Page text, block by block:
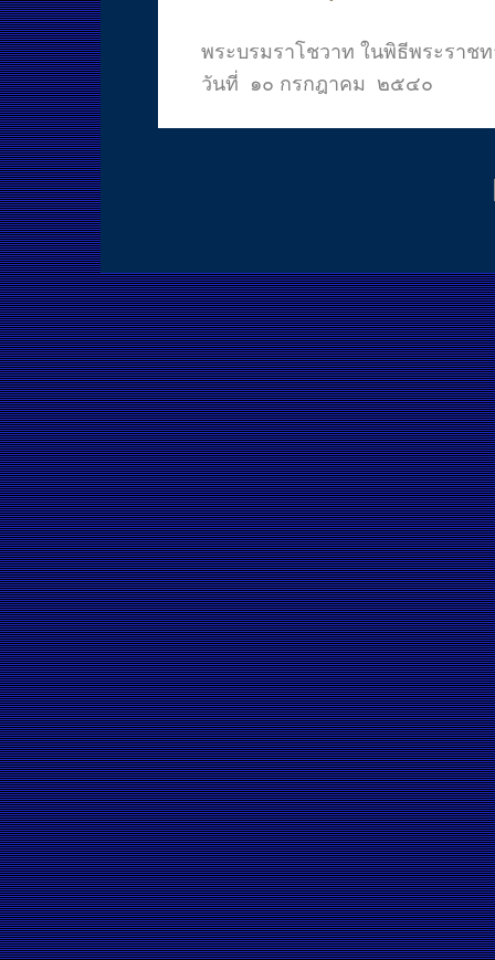
พระบรมราโชวาท ในพิธีพระรา
วันที่ ๑๐ กรกฎาคม ๒๕๔๐